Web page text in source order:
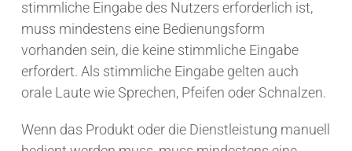
stimmliche Eingabe des Nutzers erforderlich ist,
muss mindestens eine Bedienungsform
vorhanden sein, die keine stimmliche Eingabe
erfordert. Als stimmliche Eingabe gelten auch
orale Laute wie Sprechen, Pfeifen oder Schnalzen.
Wenn das Produkt oder die Dienstleistung manuell